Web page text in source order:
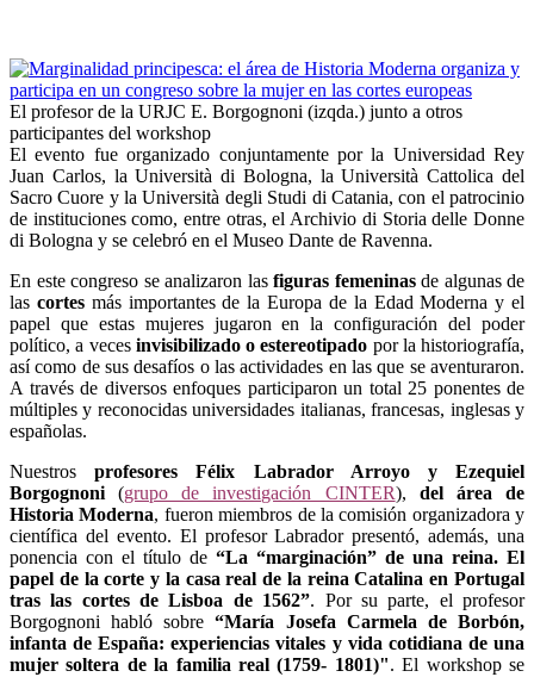
El profesor de la URJC E. Borgognoni (izqda.) junto a otros
participantes del workshop
El evento fue organizado conjuntamente por la Universidad Rey
Juan Carlos, la Università di Bologna, la Università Cattolica del
Sacro Cuore y la Università degli Studi di Catania, con el patrocinio
de instituciones como, entre otras, el Archivio di Storia delle Donne
di Bologna y se celebró en el Museo Dante de Ravenna.
En este congreso se analizaron las figuras femeninasde algunas de
las cortesmás importantes de la Europa de la Edad Moderna y el
papel que estas mujeres jugaron en la configuración del poder
político, a veces invisibilizado o estereotipado por la historiografía,
así como de sus desafíos o las actividades en las que se aventuraron.
A través de diversos enfoques participaron un total 25 ponentes de
múltiples y reconocidas universidades italianas, francesas, inglesas y
españolas.
Nuestrosprofesores Félix Labrador Arroyo y Ezequiel
Borgognoni (grupo de investigación CINTER), del área de
Historia Moderna, fueron miembros de la comisión organizadora y
científica del evento. El profesor Labrador presentó, además, una
ponencia con el título de “La “marginación” de una reina. El
papel de la corte y la casa real de la reina Catalina en Portugal
tras las cortes de Lisboa de 1562”. Por su parte, el profesor
Borgognoni habló sobre“María Josefa Carmela de Borbón,
infanta de España: experiencias vitales y vida cotidiana de una
mujer soltera de la familia real (1759- 1801)". El workshop se